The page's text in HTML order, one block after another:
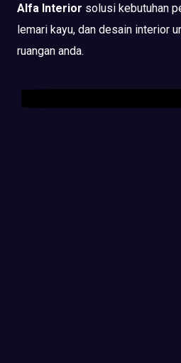
Alfa Interior solusi kebutuhan
lemari kayu, dan desain interior
ruangan anda.